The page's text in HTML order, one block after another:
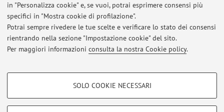
in "Personalizza cookie" e, se vuoi, potrai esprimere consensi più
specifici in "Mostra cookie di profilazione".
Potrai sempre rivedere le tue scelte e verificare lo stato dei consensi
rientrando nella sezione "Impostazione cookie" del sito.
Per maggiori informazioni consulta la nostra Cookie policy.
COOKIE DI PROFILAZIONE - FACOLTATIVI
SOLO COOKIE NECESSARI
Ultimi avvisi
Al momento non sono presenti avvisi.
Area riservata
Accedi tramiteloginper gestire tutti i contenuti del sito.